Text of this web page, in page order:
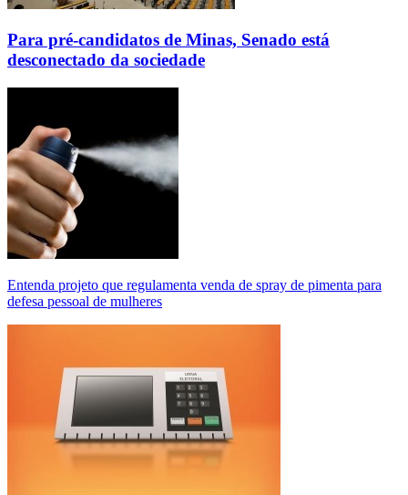
Para pré-candidatos de Minas, Senado está
desconectado da sociedade
Entenda projeto que regulamenta venda de spray de pimenta para
defesa pessoal de mulheres